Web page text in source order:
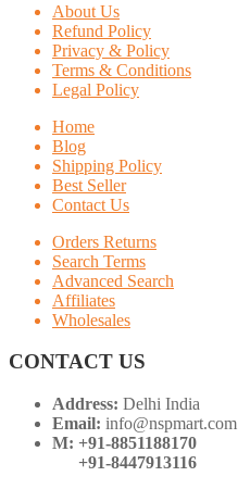
About Us
Refund Policy
Privacy & Policy
Terms & Conditions
Legal Policy
Home
Blog
Shipping Policy
Best Seller
Contact Us
Orders Returns
Search Terms
Advanced Search
Affiliates
Wholesales
CONTACT US
Address: Delhi India
Email: info@nspmart.com
M: +91-8851188170
+91-8447913116